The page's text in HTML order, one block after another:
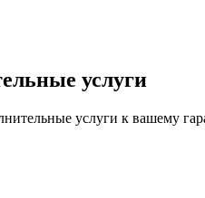
услуги
услуги к вашему